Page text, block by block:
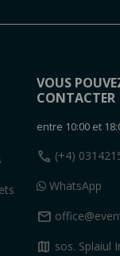
VOUS
CONTACTER
entre 10:00 et
call (+4)
WhatsApp
mail
map sos. Splaiul